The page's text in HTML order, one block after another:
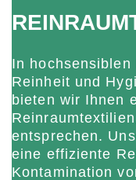
In
Reinheit und
bieten wir Ihnen
entsprechen.
eine effiziente
Kontamination